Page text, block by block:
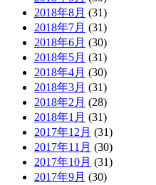
2018年8月 (31)
2018年7月 (31)
2018年6月 (30)
2018年5月 (31)
2018年4月 (30)
2018年3月 (31)
2018年2月 (28)
2018年1月 (31)
2017年12月 (31)
2017年11月 (30)
2017年10月 (31)
2017年9月 (30)